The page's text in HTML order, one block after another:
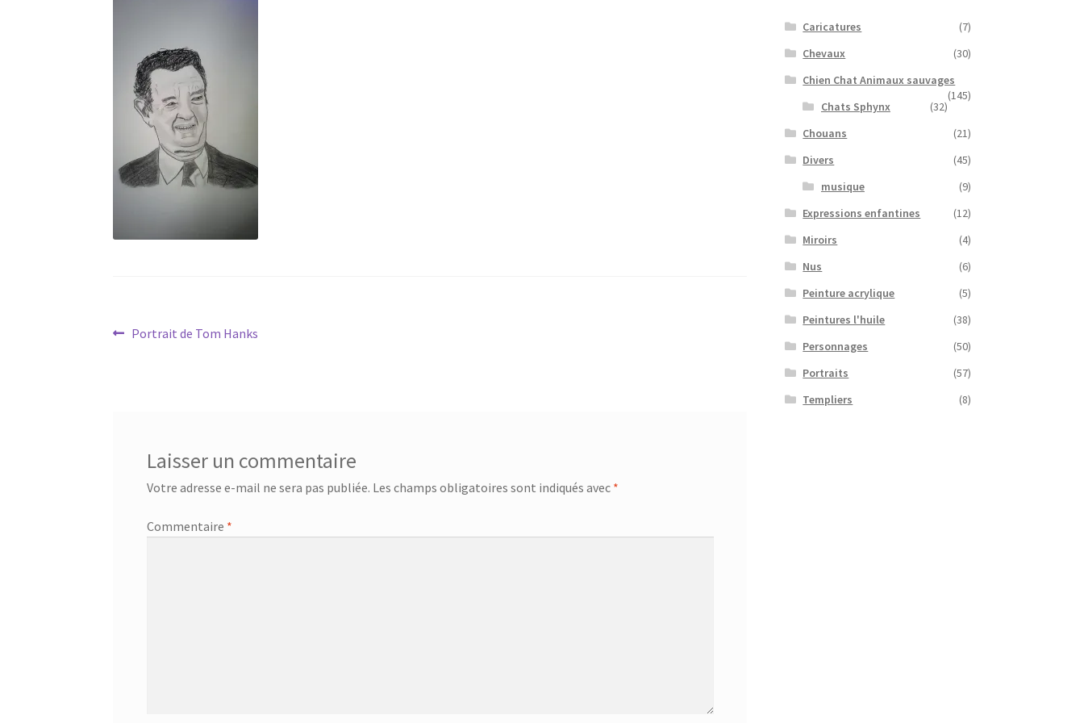
Navigation
Article
Portrait de Tom Hanks
Laisser un commentaire
Votre adresse e-mail ne sera pas publiée. Les champs obligatoires sont indiqués avec *
Commentaire *
Caricatures
(7)
Chevaux
(30)
Chien Chat Animaux sauvages
(145)
Chats Sphynx
(32)
Chouans
(21)
Divers
(45)
musique
(9)
Expressions enfantines
(12)
Miroirs
(4)
Nus
(6)
Peinture acrylique
(5)
Peintures l'huile
(38)
Personnages
(50)
Portraits
(57)
Templiers
(8)